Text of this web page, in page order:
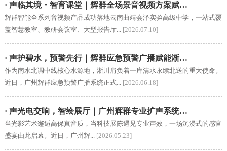
· 声临其境・智育课堂｜辉群全场景音视频方案赋…
辉群智能全系列音视频产品成功落地云南曲靖会泽实验高级中学，一站式覆
盖智慧教室、教研会议室、大型报告厅... [2026.07.10]
· 声护碧水，预警先行｜辉群应急预警广播赋能淅…
作为南水北调中线核心水源地，淅川肩负着一库清水永续北送的重大使命。
近日，广州辉群应急预警广播系统正式... [2026.06.18]
· 声光电交响，智绘展厅｜广州辉群专业扩声系统…
当光影艺术邂逅高保真音质，当科技展陈遇见专业声效，一场沉浸式的感官
盛宴由此启幕。近日，广州辉... [2026.05.23]